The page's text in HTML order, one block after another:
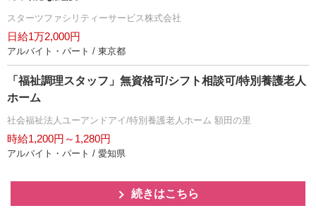
スターツファシリティーサービス株式会社
日給1万2,000円
アルバイト・パート / 東京都
「福祉調理スタッフ」無資格可/シフト相談可/特別養護老人
ホーム
社会福祉法人ユーアンドアイ/特別養護老人ホーム 額田の里
時給1,200円～1,280円
アルバイト・パート / 愛知県
続きはこちら